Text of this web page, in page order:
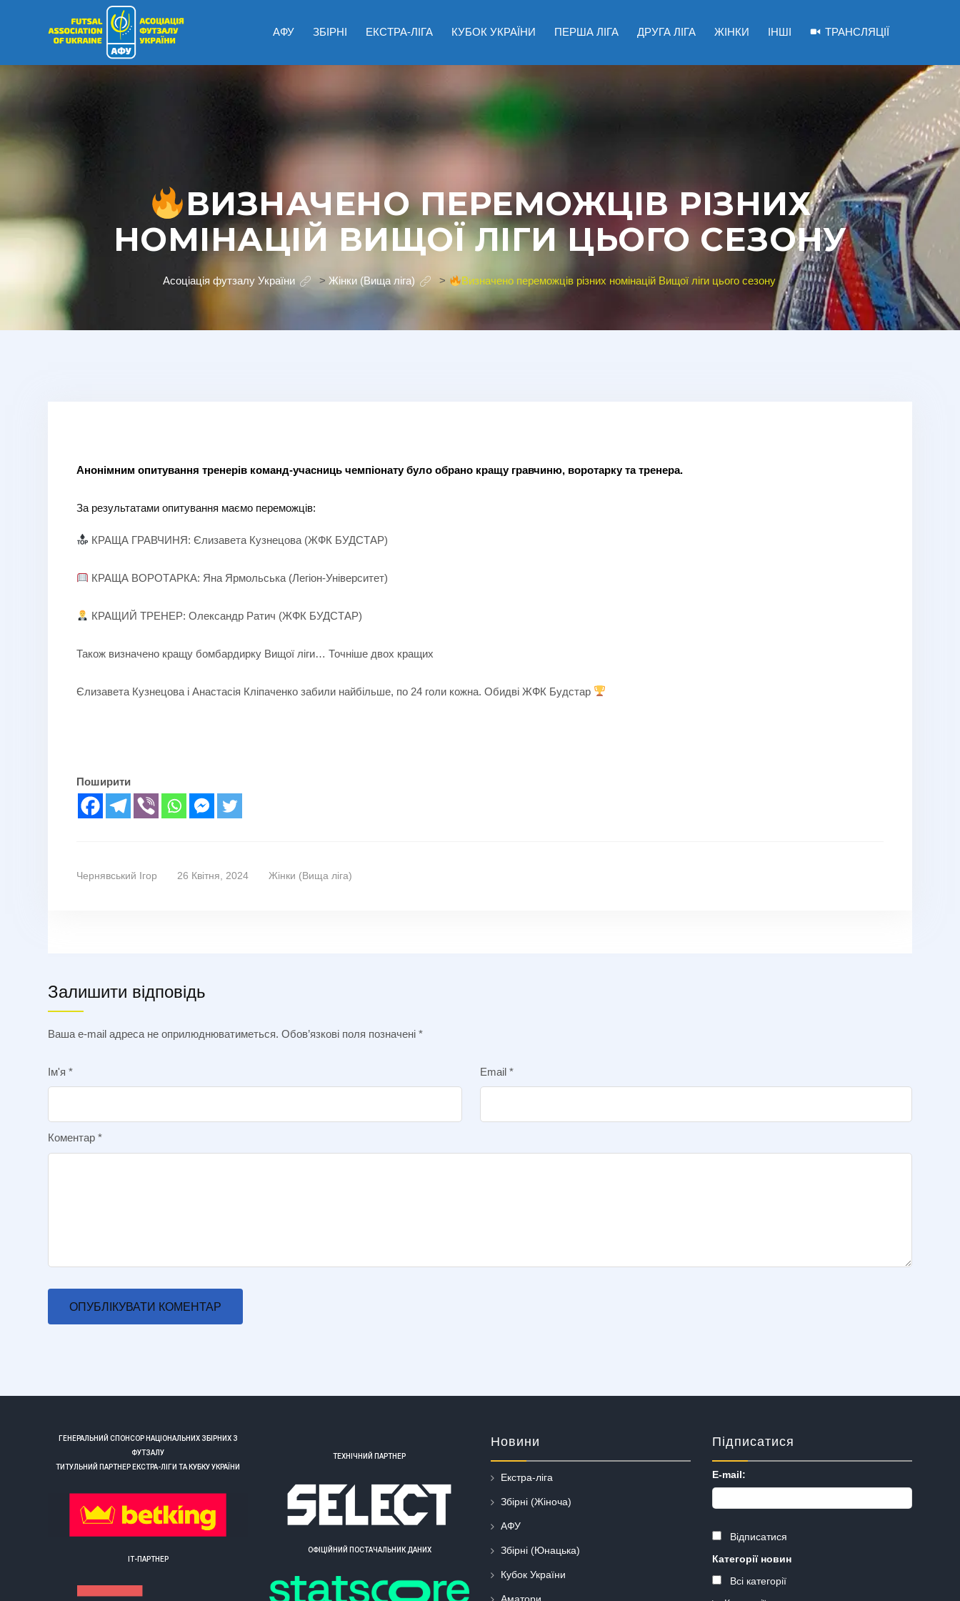
АФУ ЗБІРНІ ЕКСТРА-ЛІГА КУБОК УКРАЇНИ ПЕРША ЛІГА ДРУГА ЛІГА ЖІНКИ ІНШІ ТРАНСЛЯЦІЇ
ВИЗНАЧЕНО ПЕРЕМОЖЦІВ РІЗНИХ
НОМІНАЦІЙ ВИЩОЇ ЛІГИ ЦЬОГО СЕЗОНУ
Асоціація футзалу України > Жінки (Вища ліга) > Визначено переможців різних номінацій Вищої ліги цього сезону
Анонімним опитування тренерів команд-учасниць чемпіонату було обрано кращу гравчиню, воротарку та тренера.
За результатами опитування маємо переможців:
КРАЩА ГРАВЧИНЯ: Єлизавета Кузнецова (ЖФК БУДСТАР)
КРАЩА ВОРОТАРКА: Яна Ярмольська (Легіон-Університет)
КРАЩИЙ ТРЕНЕР: Олександр Ратич (ЖФК БУДСТАР)
Також визначено кращу бомбардирку Вищої ліги… Точніше двох кращих
Єлизавета Кузнецова і Анастасія Кліпаченко забили найбільше, по 24 голи кожна. Обидві ЖФК Будстар
Поширити
Чернявський Ігор 26 Квітня, 2024 Жінки (Вища ліга)
Залишити відповідь
Ваша e-mail адреса не оприлюднюватиметься. Обов’язкові поля позначені *
Ім'я * Email *
Коментар *
ГЕНЕРАЛЬНИЙ СПОНСОР НАЦІОНАЛЬНИХ ЗБІРНИХ З
ФУТЗАЛУ
ТИТУЛЬНИЙ ПАРТНЕР ЕКСТРА-ЛІГИ ТА КУБКУ УКРАЇНИ
ІТ-ПАРТНЕР
ТЕХНІЧНИЙ ПАРТНЕР
ОФІЦІЙНИЙ ПОСТАЧАЛЬНИК ДАНИХ
Новини
Екстра-ліга
Збірні (Жіноча)
АФУ
Збірні (Юнацька)
Кубок України
Аматори
Підписатися
E-mail:
Відписатися
Категорії новин
Всі категорії